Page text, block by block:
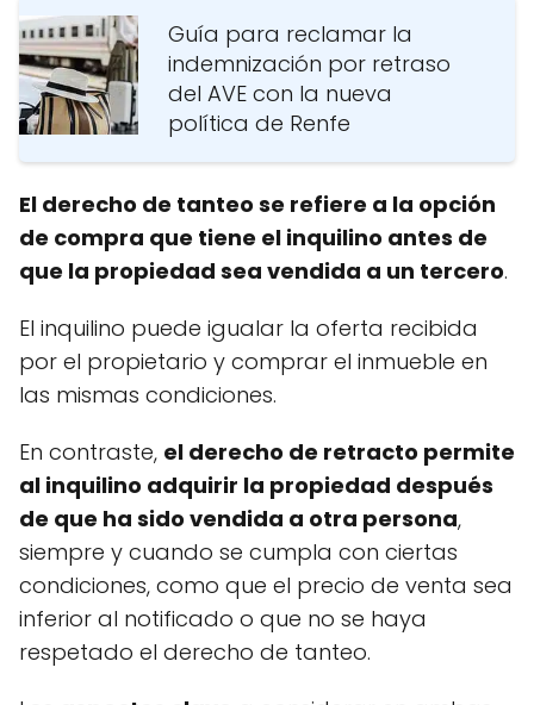
Guía para reclamar la
indemnización por retraso
del AVE con la nueva
política de Renfe
El derecho de tanteo se refiere a la opción
de compra que tiene el inquilino antes de
que la propiedad sea vendida a un tercero.
El inquilino puede igualar la oferta recibida
por el propietario y comprar el inmueble en
las mismas condiciones.
En contraste, el derecho de retracto permite
al inquilino adquirir la propiedad después
de que ha sido vendida a otra persona,
siempre y cuando se cumpla con ciertas
condiciones, como que el precio de venta sea
inferior al notificado o que no se haya
respetado el derecho de tanteo.